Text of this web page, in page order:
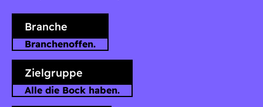
Branche
Branchenoffen.
Zielgruppe
Alle die Bock haben.